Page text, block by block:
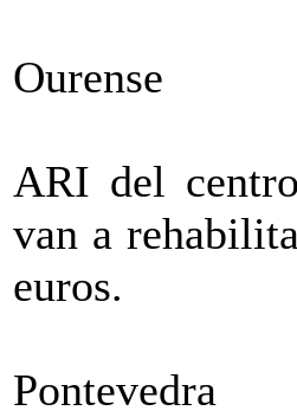
Ourense
ARI del
van a
euros.
Pontevedra